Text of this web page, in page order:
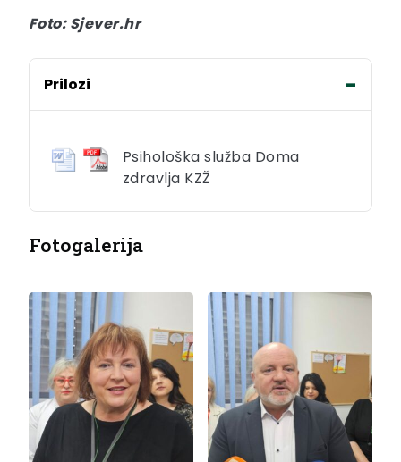
Foto: Sjever.hr
Prilozi
Psihološka služba Doma
zdravlja KZŽ
Fotogalerija